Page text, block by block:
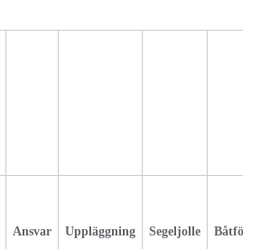
Ansvar Uppläggning Segeljolle